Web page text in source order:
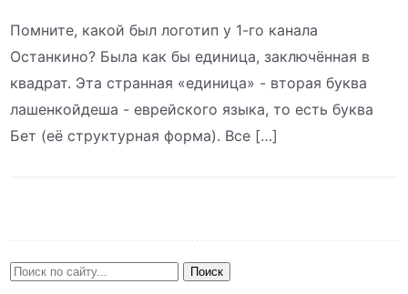
Помните, какой был логотип у 1-го канала
Останкино? Была как бы единица, заключённая в
квадрат. Эта странная «единица» - вторая буква
лашенкойдеша - еврейского языка, то есть буква
Бет (её структурная форма). Все […]